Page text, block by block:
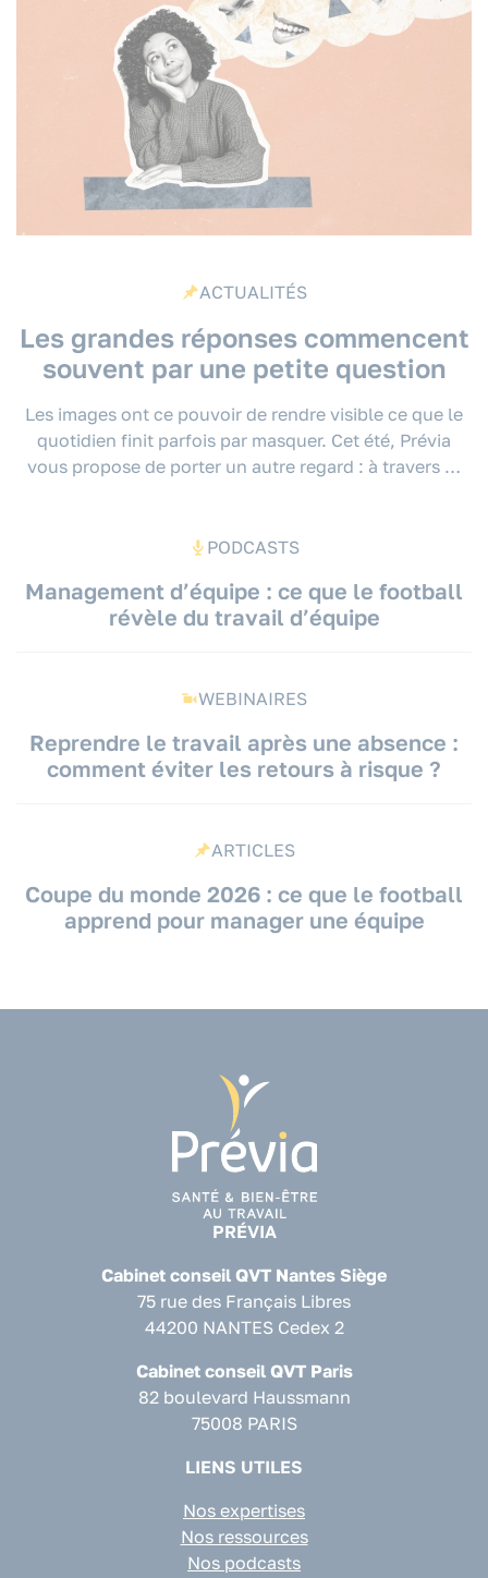
ACTUALITÉS
Les grandes réponses commencent
souvent par une petite question
Les images ont ce pouvoir de rendre visible ce que le
quotidien finit parfois par masquer. Cet été, Prévia
vous propose de porter un autre regard : à travers …
PODCASTS
Management d’équipe : ce que le football
révèle du travail d’équipe
WEBINAIRES
Reprendre le travail après une absence :
comment éviter les retours à risque ?
ARTICLES
Coupe du monde 2026 : ce que le football
apprend pour manager une équipe
PRÉVIA
Cabinet conseil QVT Nantes Siège
75 rue des Français Libres
44200 NANTES Cedex 2
Cabinet conseil QVT Paris
82 boulevard Haussmann
75008 PARIS
LIENS UTILES
Nos expertises
Nos ressources
Nos podcasts